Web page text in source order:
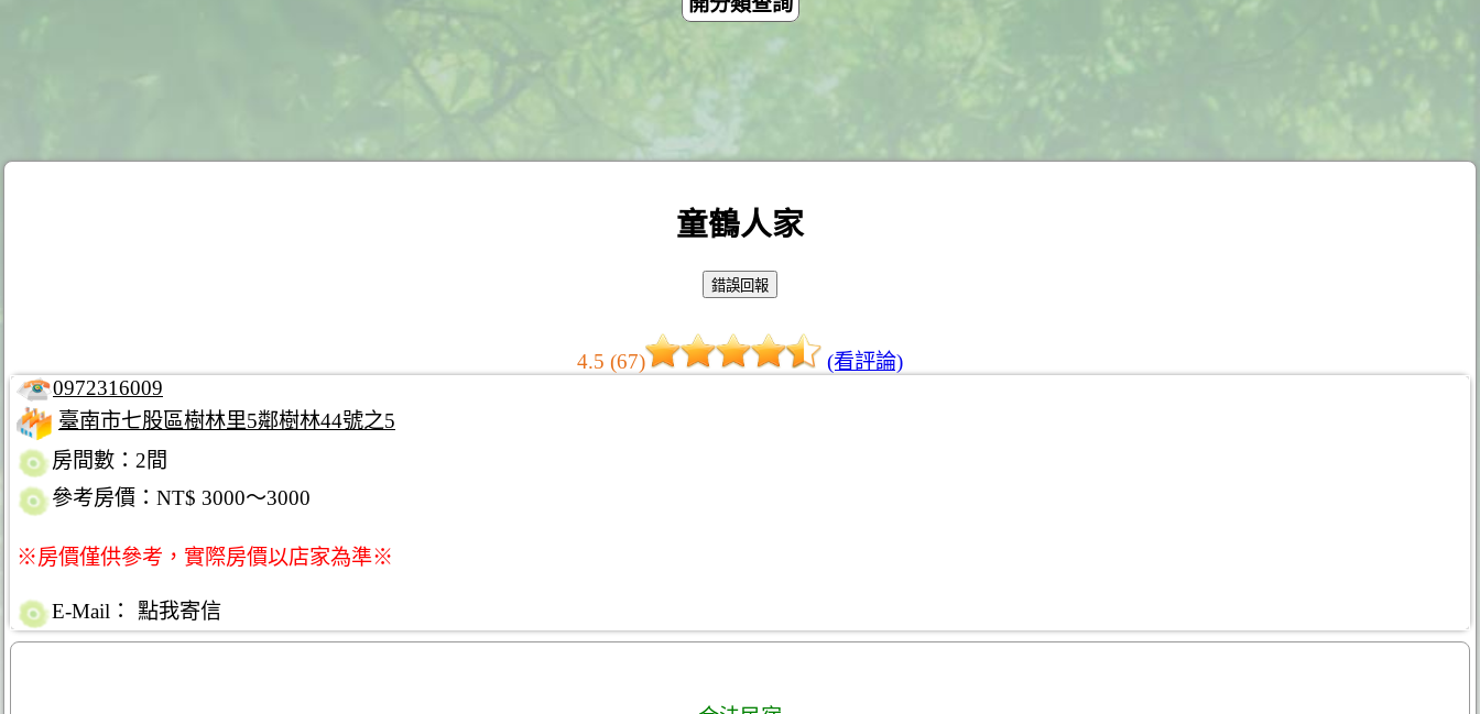
童鶴人家
4.5 (67)
(看評論)
0972316009
臺南市七股區樹林里5鄰樹林44號之5
房間數：2間
參考房價：NT$ 3000～3000
※房價僅供參考，實際房價以店家為準※
E-Mail： 點我寄信